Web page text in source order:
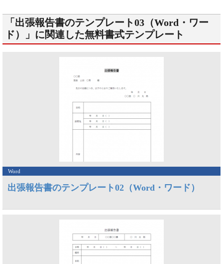
「出張報告書のテンプレート03（Word・ワー
ド）」に関連した無料書式テンプレート
Word
出張報告書のテンプレート02（Word・ワード）